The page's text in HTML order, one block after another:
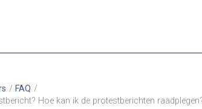
FAQ
Hoe kan ik de protestberichten